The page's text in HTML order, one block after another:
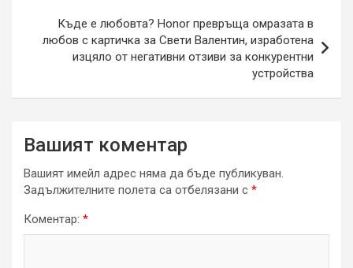
Къде е любовта? Honor превръща омразата в
любов с картичка за Свети Валентин, изработена
изцяло от негативни отзиви за конкурентни
устройства
Вашият коментар
Вашият имейл адрес няма да бъде публикуван.
Задължителните полета са отбелязани с *
Коментар: *